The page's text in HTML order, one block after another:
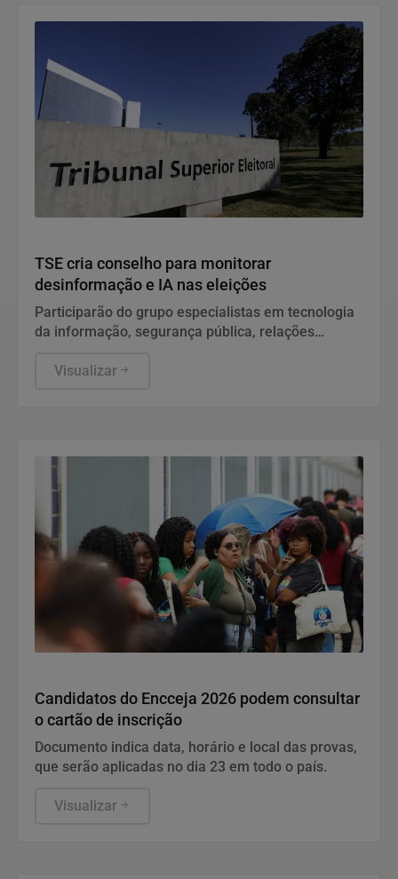
TSE cria conselho para monitorar
desinformação e IA nas eleições
Participarão do grupo especialistas em tecnologia
da informação, segurança pública, relações
não foram escolhidos pelo TSE.
Visualizar
Candidatos do Encceja 2026 podem consultar
o cartão de inscrição
Documento indica data, horário e local das provas,
que serão aplicadas no dia 23 em todo o país.
Visualizar